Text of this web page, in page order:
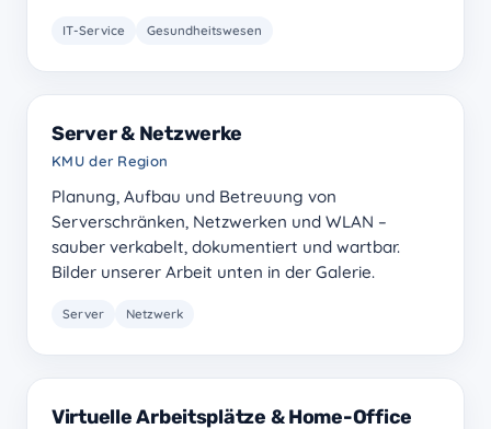
IT-Service Gesundheitswesen
Server & Netzwerke
KMU der Region
Planung, Aufbau und Betreuung von
Serverschränken, Netzwerken und WLAN –
sauber verkabelt, dokumentiert und wartbar.
Bilder unserer Arbeit unten in der Galerie.
Server Netzwerk
Virtuelle Arbeitsplätze & Home-Office